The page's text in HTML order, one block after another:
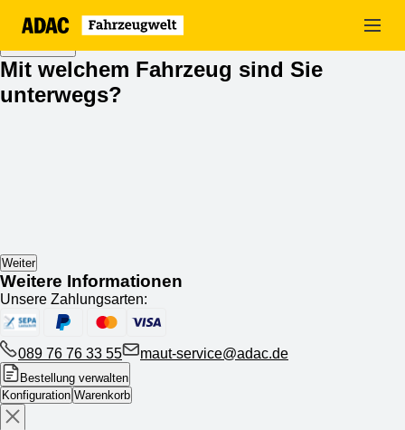
Mit welchem Fahrzeug sind Sie
unterwegs?
Weiter
Weitere Informationen
Unsere Zahlungsarten:
089 76 76 33 55 maut-service@adac.de
Bestellung verwalten
Konfiguration Warenkorb